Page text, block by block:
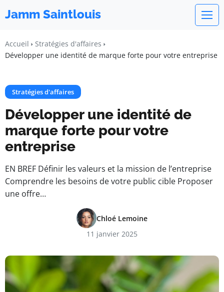
Jamm Saintlouis
Accueil
Stratégies d'affaires
Développer une identité de marque forte pour votre entreprise
Stratégies d'affaires
Développer une identité de
marque forte pour votre
entreprise
EN BREF Définir les valeurs et la mission de l’entreprise
Comprendre les besoins de votre public cible Proposer
une offre…
Chloé Lemoine
11 janvier 2025